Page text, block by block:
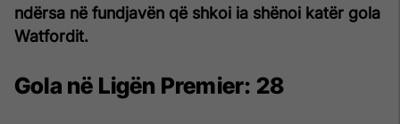
ndërsa në fundjavën që shkoi ia shënoi katër gola
Watfordit.
Gola në Ligën Premier: 28